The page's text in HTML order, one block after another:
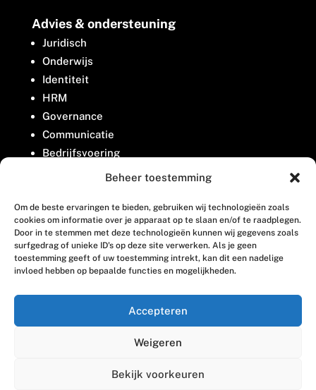
Beheer toestemming
Om de beste ervaringen te bieden, gebruiken wij technologieën zoals
cookies om informatie over je apparaat op te slaan en/of te raadplegen.
Door in te stemmen met deze technologieën kunnen wij gegevens zoals
surfgedrag of unieke ID's op deze site verwerken. Als je geen
toestemming geeft of uw toestemming intrekt, kan dit een nadelige
invloed hebben op bepaalde functies en mogelijkheden.
Accepteren
Weigeren
Bekijk voorkeuren
Advies & ondersteuning
Juridisch
Onderwijs
Identiteit
HRM
Governance
Communicatie
Bedrijfsvoering
Belangenbehartiging
Contact
Houttuinlaan 8
3447 GM Woerden